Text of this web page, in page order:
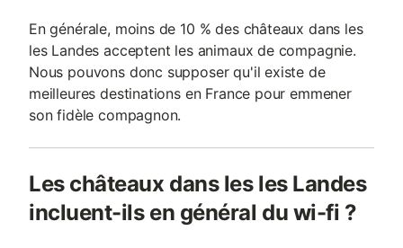
En générale, moins de 10 % des châteaux dans les
les Landes acceptent les animaux de compagnie.
Nous pouvons donc supposer qu'il existe de
meilleures destinations en France pour emmener
son fidèle compagnon.
Les châteaux dans les les Landes
incluent-ils en général du wi-fi ?